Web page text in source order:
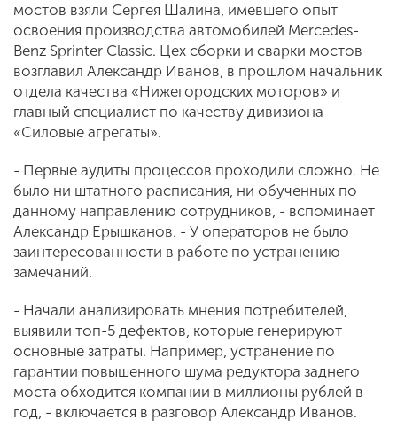
мостов взяли Сергея Шалина, имевшего опыт
освоения производства автомобилей Mercedes-
Benz Sprinter Classic. Цех сборки и сварки мостов
возглавил Александр Иванов, в прошлом начальник
отдела качества «Нижегородских моторов» и
главный специалист по качеству дивизиона
«Силовые агрегаты».
- Первые аудиты процессов проходили сложно. Не
было ни штатного расписания, ни обученных по
данному направлению сотрудников, - вспоминает
Александр Ерышканов. - У операторов не было
заинтересованности в работе по устранению
замечаний.
- Начали анализировать мнения потребителей,
выявили топ-5 дефектов, которые генерируют
основные затраты. Например, устранение по
гарантии повышенного шума редуктора заднего
моста обходится компании в миллионы рублей в
год, - включается в разговор Александр Иванов.